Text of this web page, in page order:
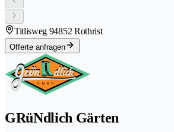
Titlisweg 94852 Rothrist
Offerte anfragen
GRüNdlich Gärten